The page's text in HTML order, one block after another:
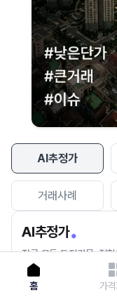
AI추정가
거래사례
AI추정가
전국 모든 토지건물, 집
세요.
홈 가